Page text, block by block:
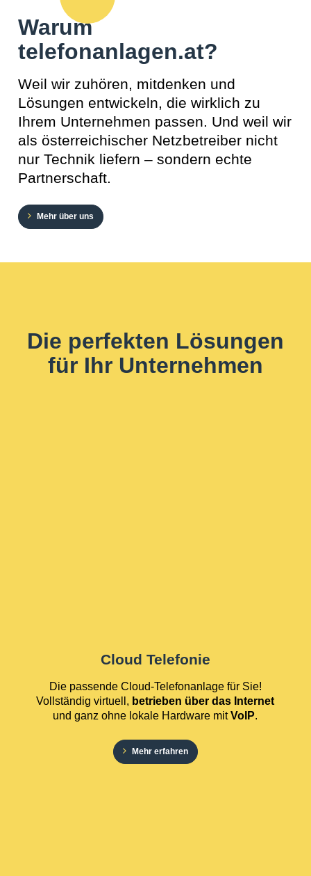
Warum
telefonanlagen.at?
Weil wir zuhören, mitdenken und
Lösungen entwickeln, die wirklich zu
Ihrem Unternehmen passen. Und weil wir
als österreichischer Netzbetreiber nicht
nur Technik liefern – sondern echte
Partnerschaft.
Mehr über uns
Die perfekten Lösungen
für Ihr Unternehmen
Cloud Telefonie
Die passende Cloud-Telefonanlage für Sie!
Vollständig virtuell, betrieben über das Internet
und ganz ohne lokale Hardware mitVoIP.
Mehr erfahren